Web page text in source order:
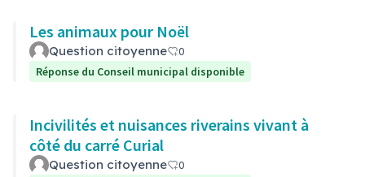
Les animaux pour Noël
Question citoyenne
0
Réponse du Conseil municipal disponible
Incivilités et nuisances riverains vivant à
côté du carré Curial
Question citoyenne
0